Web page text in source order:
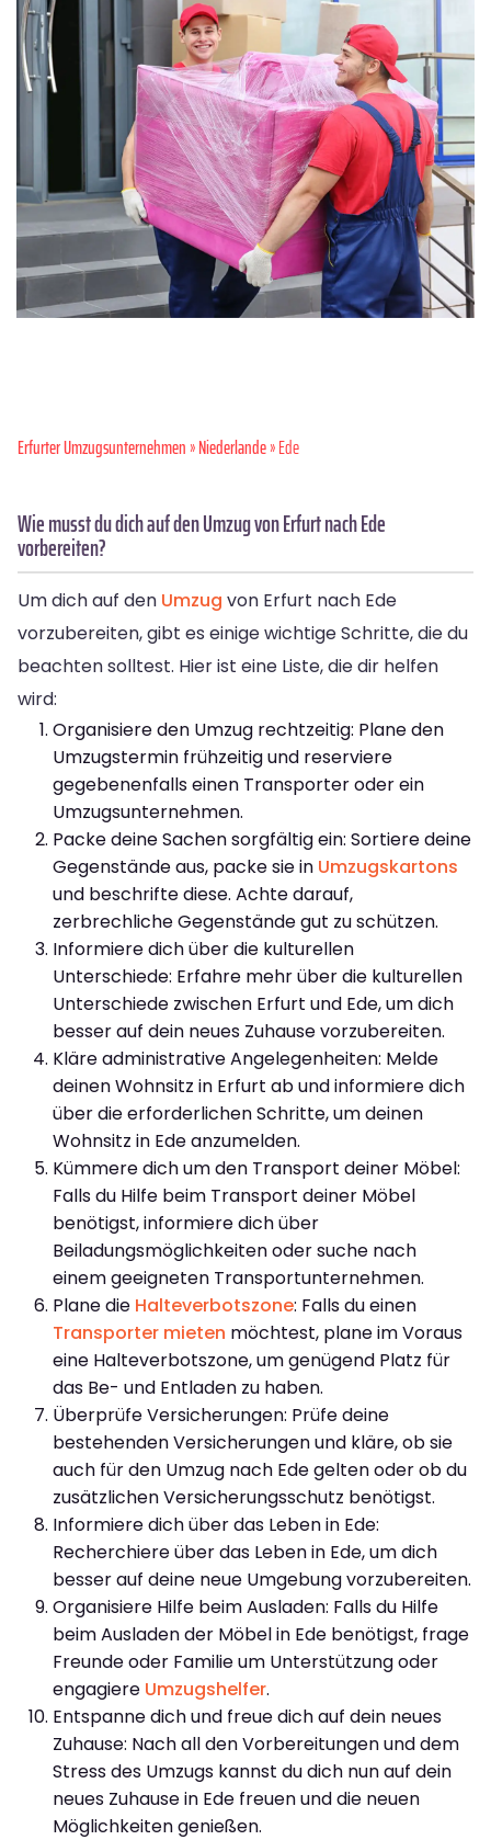
Erfurter Umzugsunternehmen»Niederlande» Ede
Wie musst du dich auf den Umzug von Erfurt nach Ede
vorbereiten?
Um dich auf den Umzug von Erfurt nach Ede
vorzubereiten, gibt es einige wichtige Schritte, die du
beachten solltest. Hier ist eine Liste, die dir helfen
wird:
Organisiere den Umzug rechtzeitig: Plane den
Umzugstermin frühzeitig und reserviere
gegebenenfalls einen Transporter oder ein
Umzugsunternehmen.
Packe deine Sachen sorgfältig ein: Sortiere deine
Gegenstände aus, packe sie in Umzugskartons
und beschrifte diese. Achte darauf,
zerbrechliche Gegenstände gut zu schützen.
Informiere dich über die kulturellen
Unterschiede: Erfahre mehr über die kulturellen
Unterschiede zwischen Erfurt und Ede, um dich
besser auf dein neues Zuhause vorzubereiten.
Kläre administrative Angelegenheiten: Melde
deinen Wohnsitz in Erfurt ab und informiere dich
über die erforderlichen Schritte, um deinen
Wohnsitz in Ede anzumelden.
Kümmere dich um den Transport deiner Möbel:
Falls du Hilfe beim Transport deiner Möbel
benötigst, informiere dich über
Beiladungsmöglichkeiten oder suche nach
einem geeigneten Transportunternehmen.
Plane die Halteverbotszone: Falls du einen
Transporter mieten möchtest, plane im Voraus
eine Halteverbotszone, um genügend Platz für
das Be- und Entladen zu haben.
Überprüfe Versicherungen: Prüfe deine
bestehenden Versicherungen und kläre, ob sie
auch für den Umzug nach Ede gelten oder ob du
zusätzlichen Versicherungsschutz benötigst.
Informiere dich über das Leben in Ede:
Recherchiere über das Leben in Ede, um dich
besser auf deine neue Umgebung vorzubereiten.
Organisiere Hilfe beim Ausladen: Falls du Hilfe
beim Ausladen der Möbel in Ede benötigst, frage
Freunde oder Familie um Unterstützung oder
engagiere Umzugshelfer.
Entspanne dich und freue dich auf dein neues
Zuhause: Nach all den Vorbereitungen und dem
Stress des Umzugs kannst du dich nun auf dein
neues Zuhause in Ede freuen und die neuen
Möglichkeiten genießen.